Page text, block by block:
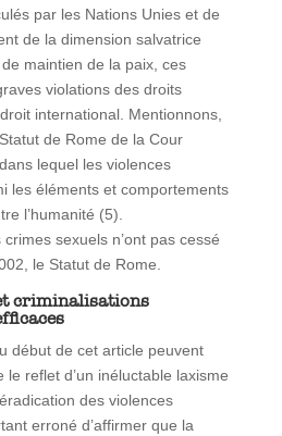
par les Nations Unies et de
de la dimension salvatrice
maintien de la paix, ces
violations des droits
international. Mentionnons,
de Rome de la Cour
lequel les violences
les éléments et comportements
l’humanité (5).
sexuels n’ont pas cessé
le Statut de Rome.
criminalisations
début de cet article peuvent
reflet d’un inéluctable laxisme
des violences
erroné d’affirmer que la